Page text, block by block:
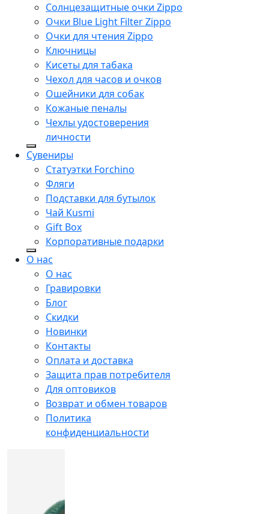
Солнцезащитные очки Zippo
Очки Blue Light Filter Zippo
Очки для чтения Zippo
Ключницы
Кисеты для табака
Чехол для часов и очков
Ошейники для собак
Кожаные пеналы
Чехлы удостоверения
личности
Сувениры
Статуэтки Forchino
Фляги
Подставки для бутылок
Чай Kusmi
Gift Box
Корпоративные подарки
О нас
О нас
Гравировки
Блог
Скидки
Новинки
Контакты
Оплата и доставка
Защита прав потребителя
Для оптовиков
Возврат и обмен товаров
Политика
конфиденциальности